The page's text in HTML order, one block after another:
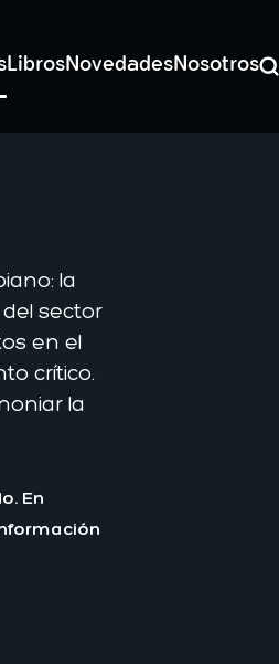
LibrosNovedadesNosotros
la
sector
en el
crítico.
la
En